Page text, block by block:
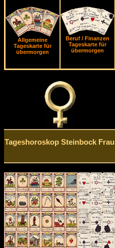
Allgemeine
Tageskarte für
übermorgen
Beruf / Finanzen
Tageskarte für
übermorgen
Tageshoroskop Steinbock Frau